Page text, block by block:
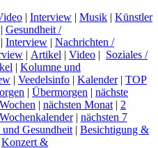
| Interview | Musik | Künstler
| Gesundheit /
| Interview | Nachrichten /
| Artikel | Video | Soziales /
| Kolumne und
| Veedelsinfo | Kalender| TOP
| Übermorgen | nächste
| nächsten Monat | 2
Wochenkalender| nächsten 7
und Gesundheit | Besichtigung &
Konzert &